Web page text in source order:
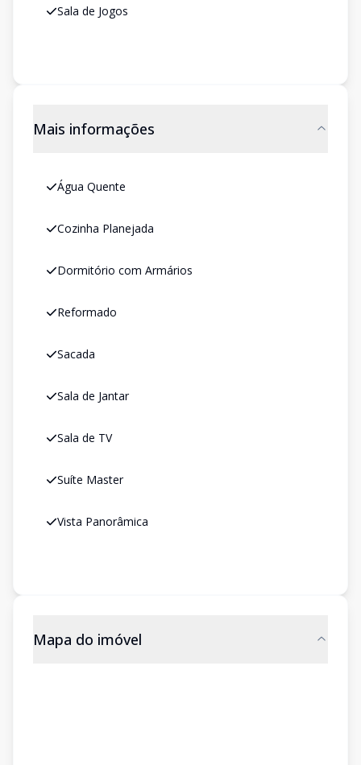
Sala de Jogos
Mais informações
Água Quente
Cozinha Planejada
Dormitório com Armários
Reformado
Sacada
Sala de Jantar
Sala de TV
Suíte Master
Vista Panorâmica
Mapa do imóvel